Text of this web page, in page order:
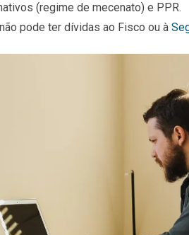
(regime de mecenato) e PPR.
pode ter dívidas ao Fisco ou à